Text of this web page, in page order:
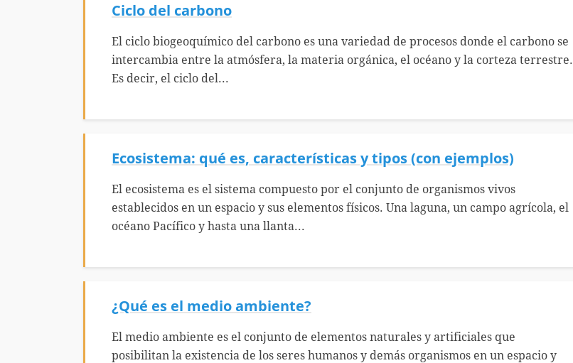
Ciclo del carbono
El ciclo biogeoquímico del carbono es una variedad de procesos donde el carbono se
intercambia entre la atmósfera, la materia orgánica, el océano y la corteza terrestre.
Es decir, el ciclo del...
Ecosistema: qué es, características y tipos (con ejemplos)
El ecosistema es el sistema compuesto por el conjunto de organismos vivos
establecidos en un espacio y sus elementos físicos. Una laguna, un campo agrícola, el
océano Pacífico y hasta una llanta...
¿Qué es el medio ambiente?
El medio ambiente es el conjunto de elementos naturales y artificiales que
posibilitan la existencia de los seres humanos y demás organismos en un espacio y